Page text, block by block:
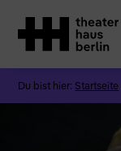
Du bist hier: Startseite